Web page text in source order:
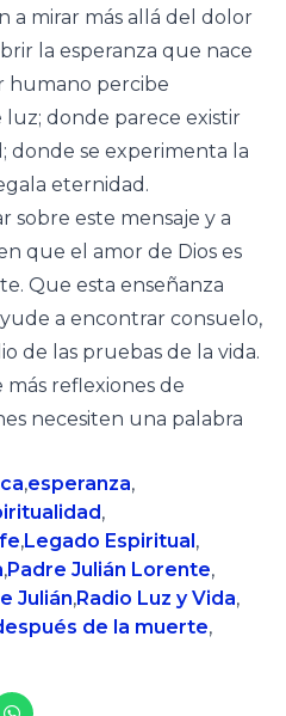
a mirar más allá del dolor
la esperanza que nace
humano percibe
donde parece existir
donde se experimenta la
eternidad.
sobre este mensaje y a
que el amor de Dios es
Que esta enseñanza
a encontrar consuelo,
de las pruebas de la vida.
reflexiones de
necesiten una palabra
,esperanza,
,
fe,Legado Espiritual,
,Padre Julián Lorente,
Julián,Radio Luz y Vida,
de la muerte,